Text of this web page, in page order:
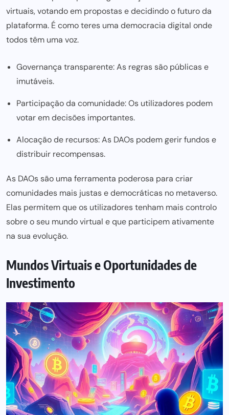
virtuais, votando em propostas e decidindo o futuro da
plataforma. É como teres uma democracia digital onde
todos têm uma voz.
Governança transparente: As regras são públicas e
imutáveis.
Participação da comunidade: Os utilizadores podem
votar em decisões importantes.
Alocação de recursos: As DAOs podem gerir fundos e
distribuir recompensas.
As DAOs são uma ferramenta poderosa para criar
comunidades mais justas e democráticas no metaverso.
Elas permitem que os utilizadores tenham mais controlo
sobre o seu mundo virtual e que participem ativamente
na sua evolução.
Mundos Virtuais e Oportunidades de
Investimento